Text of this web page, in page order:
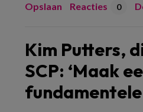
Opslaan Reacties 0
Kim Putters,
SCP: ‘Maak
fundamentele